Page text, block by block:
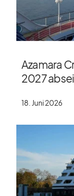
Azamara
2027
18. Juni 2026